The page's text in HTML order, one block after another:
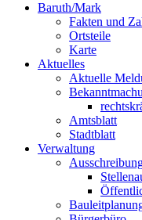
Baruth/Mark
Fakten und
Ortsteile
Karte
Aktuelles
Aktuelle
Amtsblatt
Stadtblatt
Verwaltung